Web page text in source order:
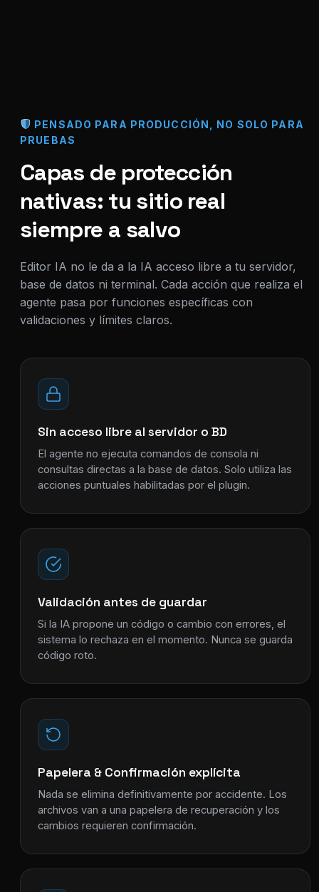
PENSADO PARA PRODUCCIÓN, NO SOLO PARA
PRUEBAS
Capas de protección
nativas: tu sitio real
siempre a salvo
Editor IA no le da a la IA acceso libre a tu servidor,
base de datos ni terminal. Cada acción que realiza el
agente pasa por funciones específicas con
validaciones y límites claros.
Sin acceso libre al servidor o BD
El agente no ejecuta comandos de consola ni
consultas directas a la base de datos. Solo utiliza las
acciones puntuales habilitadas por el plugin.
Validación antes de guardar
Si la IA propone un código o cambio con errores, el
sistema lo rechaza en el momento. Nunca se guarda
código roto.
Papelera & Confirmación explícita
Nada se elimina definitivamente por accidente. Los
archivos van a una papelera de recuperación y los
cambios requieren confirmación.